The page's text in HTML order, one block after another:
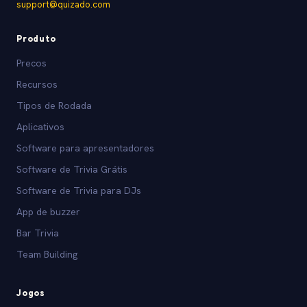
support@quizado.com
Produto
Precos
Recursos
Tipos de Rodada
Aplicativos
Software para apresentadores
Software de Trivia Grátis
Software de Trivia para DJs
App de buzzer
Bar Trivia
Team Building
Jogos